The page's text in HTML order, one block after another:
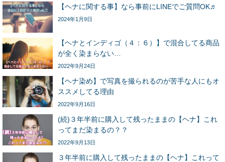
【ヘナに関する事】なら事前にLINEでご質問OK♬
2024年1月9日
【ヘナとインディゴ（４：６）】で混合してる商品
が全く染まらない…
2022年9月24日
【ヘナ染め】で写真を撮られるのが苦手な人にもオ
ススメしてる理由
2022年9月16日
(続)３年半前に購入して残ったままの【ヘナ】これ
ってまだ染まるの？？
2022年9月13日
３年半前に購入して残ったままの【ヘナ】これって